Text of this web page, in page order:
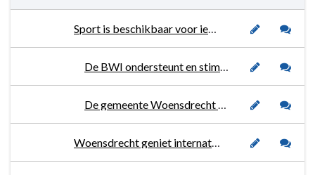
Sport is beschikbaar voor iedereen en men wordt gestimuleerd en gefaciliteerd om zelf te gaan sporten.
De BWI ondersteunt en stimuleert sportaanbieders onderwijs, overheid en inwoners onder andere op het gebied van bekendheid, aansluiting vraag en aanbod en samenwerking.
De gemeente Woensdrecht geeft uitvoering aan het Sportakkoord.
Woensdrecht geniet internationale bekendheid als dé fiets- en wielergemeente.